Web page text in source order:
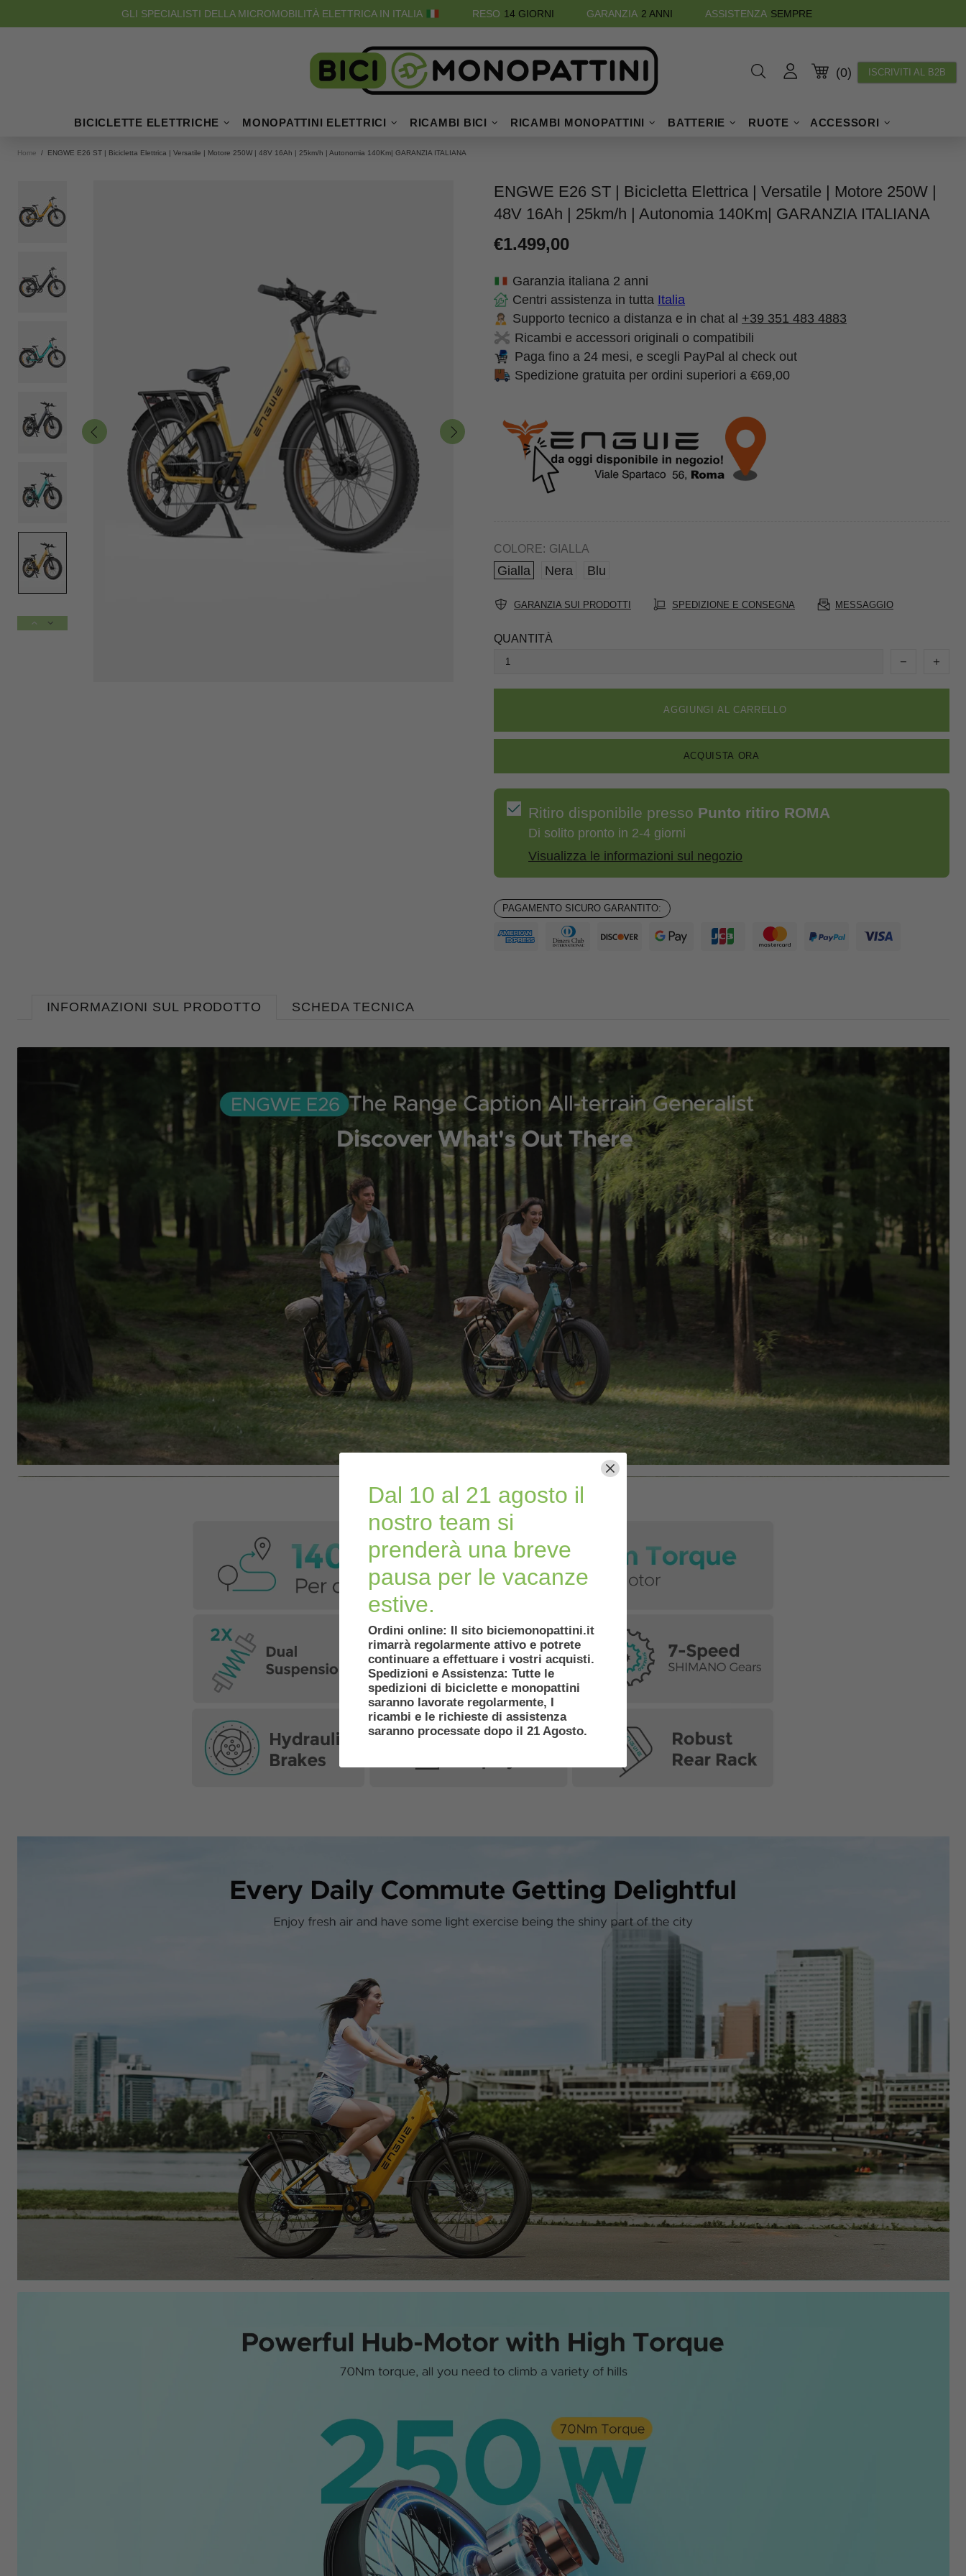
GLI SPECIALISTI DELLA MICROMOBILITÀ ELETTRICA IN ITALIA RESO 14 GIORNI GARANZIA 2 ANNI ASSISTENZA SEMPRE
(0) ISCRIVITI AL B2B
BICICLETTE ELETTRICHE MONOPATTINI ELETTRICI RICAMBI BICI RICAMBI MONOPATTINI BATTERIE RUOTE ACCESSORI
Home ENGWE E26 ST | Bicicletta Elettrica | Versatile | Motore 250W | 48V 16Ah | 25km/h | Autonomia 140Km| GARANZIA ITALIANA
ENGWE E26 ST | Bicicletta Elettrica | Versatile | Motore 250W |
48V 16Ah | 25km/h | Autonomia 140Km| GARANZIA ITALIANA
€1.499,00
Garanzia italiana 2 anni
Centri assistenza in tutta Italia
Supporto tecnico a distanza e in chat al +39 351 483 4883
Ricambi e accessori originali o compatibili
Paga fino a 24 mesi, e scegli PayPal al check out
Spedizione gratuita per ordini superiori a €69,00
COLORE: GIALLA
Gialla Nera Blu
GARANZIA SUI PRODOTTI SPEDIZIONE E CONSEGNA MESSAGGIO
QUANTITÀ
AGGIUNGI AL CARRELLO
ACQUISTA ORA
Ritiro disponibile presso Punto ritiro ROMA
Di solito pronto in 2-4 giorni
Visualizza le informazioni sul negozio
PAGAMENTO SICURO GARANTITO:
INFORMAZIONI SUL PRODOTTO SCHEDA TECNICA
Dal 10 al 21 agosto il
nostro team si
prenderà una breve
pausa per le vacanze
estive.
Ordini online: Il sito biciemonopattini.it
rimarrà regolarmente attivo e potrete
continuare a effettuare i vostri acquisti.
Spedizioni e Assistenza: Tutte le
spedizioni di biciclette e monopattini
saranno lavorate regolarmente, I
ricambi e le richieste di assistenza
saranno processate dopo il 21 Agosto.